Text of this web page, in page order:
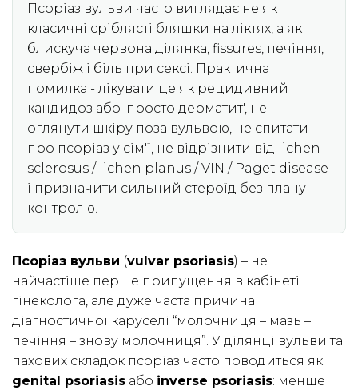
Псоріаз вульви часто виглядає не як
класичні сріблясті бляшки на ліктях, а як
блискуча червона ділянка, fissures, печіння,
свербіж і біль при сексі. Практична
помилка - лікувати це як рецидивний
кандидоз або 'просто дерматит', не
оглянути шкіру поза вульвою, не спитати
про псоріаз у сім'ї, не відрізнити від lichen
sclerosus / lichen planus / VIN / Paget disease
і призначити сильний стероїд без плану
контролю.
Псоріаз вульви (vulvar psoriasis) – не
найчастіше перше припущення в кабінеті
гінеколога, але дуже часта причина
діагностичної каруселі “молочниця – мазь –
печіння – знову молочниця”. У ділянці вульви та
пахових складок псоріаз часто поводиться як
genital psoriasis або inverse psoriasis: менше